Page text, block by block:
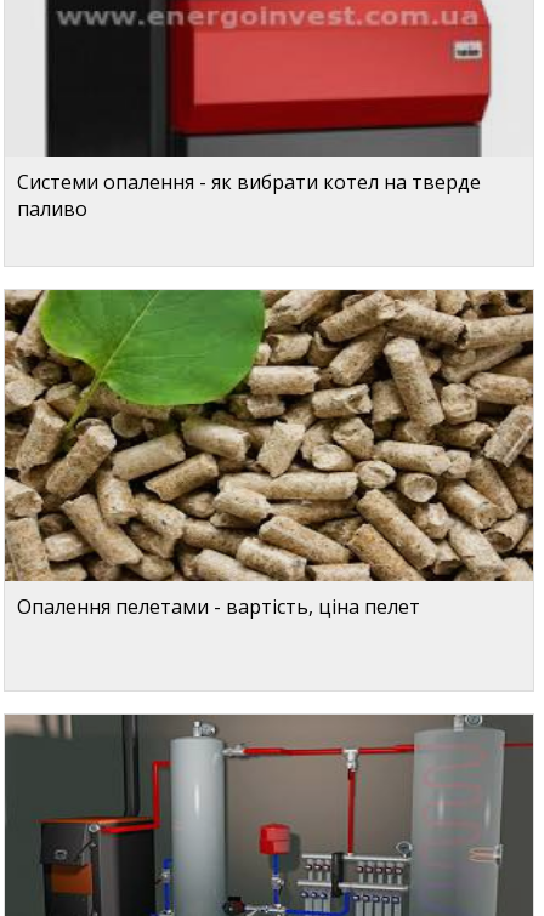
Системи опалення - як вибрати котел на тверде
паливо
Опалення пелетами - вартість, ціна пелет